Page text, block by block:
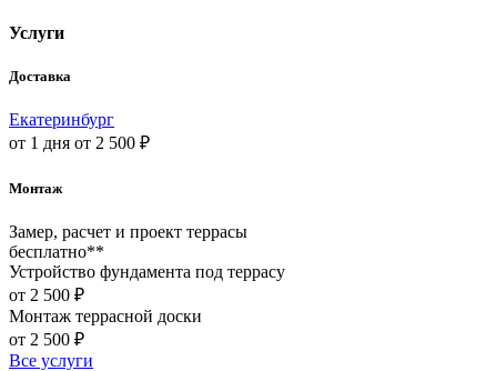
Услуги
Доставка
Екатеринбург
от 1 дня от 2 500 ₽
Монтаж
Замер, расчет и проект террасы
бесплатно**
Устройство фундамента под террасу
от 2 500 ₽
Монтаж террасной доски
от 2 500 ₽
Все услуги